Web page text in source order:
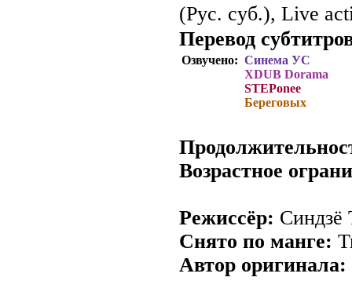
(Рус. суб.), Live
Перевод
Озвучено: Синема УС
XDUB Dorama
STEPonee
Береговых
Возрастное
Режиссёр: Синдзё
Снято по манге:
Автор оригинала: